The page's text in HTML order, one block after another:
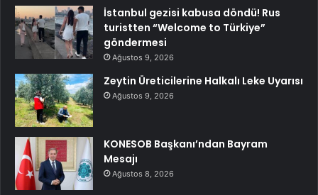
İstanbul gezisi kabusa döndü! Rus
turistten “Welcome to Türkiye”
göndermesi
Ağustos 9, 2026
Zeytin Üreticilerine Halkalı Leke Uyarısı
Ağustos 9, 2026
KONESOB Başkanı’ndan Bayram
Mesajı
Ağustos 8, 2026